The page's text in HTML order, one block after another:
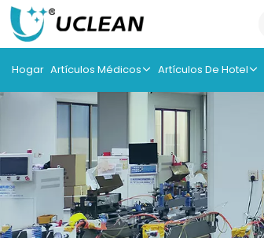
Hogar Artículos Médicos Artículos De Hotel